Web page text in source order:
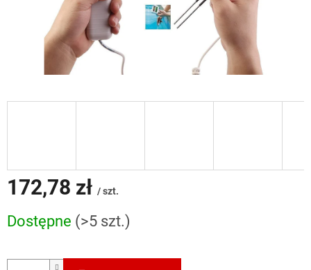
172,78 zł / szt.
jednostkowa:
Dostępne (>5 szt.)